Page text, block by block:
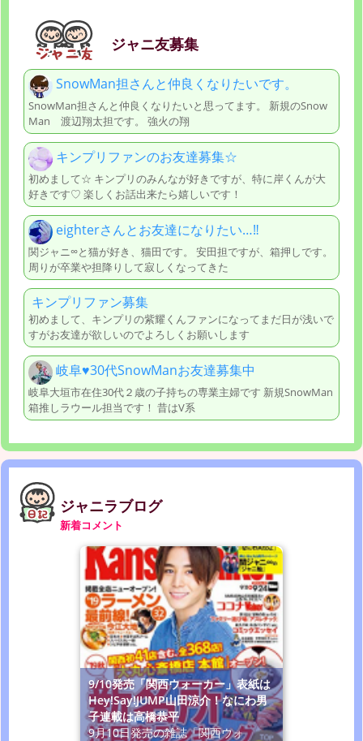
ジャニ友募集
SnowMan担さんと仲良くなりたいです。
SnowMan担さんと仲良くなりたいと思ってます。 新規のSnow
Man 渡辺翔太担です。 強火の翔
キンプリファンのお友達募集☆
初めまして☆ キンプリのみんなが好きですが、特に岸くんが大
好きです♡ 楽しくお話出来たら嬉しいです！
eighterさんとお友達になりたい…‼
関ジャニ∞と猫が好き、猫田です。 安田担ですが、箱押しです。
周りが卒業や担降りして寂しくなってきた
キンプリファン募集
初めまして、キンプリの紫耀くんファンになってまだ日が浅いで
すがお友達が欲しいのでよろしくお願いします
岐阜♥️30代SnowManお友達募集中
岐阜大垣市在住30代２歳の子持ちの専業主婦です 新規SnowMan
箱推しラウール担当です！ 昔はV系
ジャニラブログ
新着コメント
9/10発売「関西ウォーカー」表紙は
Hey!Say!JUMP山田涼介！なにわ男
子連載は高橋恭平
9月10日発売の雑誌「関西ウォ